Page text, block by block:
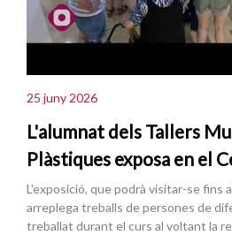
25 juny 2026
L'alumnat dels Tallers
Plàstiques exposa en el
L'exposició, que podrà visitar-se fins
arreplega treballs de persones de
treballat durant el curs al voltant la